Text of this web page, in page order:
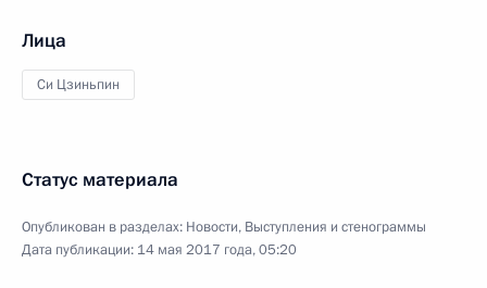
Лица
Си Цзиньпин
Статус материала
Опубликован в разделах: Новости, Выступления и стенограммы
Дата публикации: 14 мая 2017 года, 05:20